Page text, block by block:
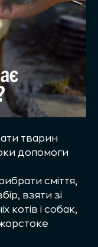
тварин
допомоги
сміття,
взяти зі
котів і собак,